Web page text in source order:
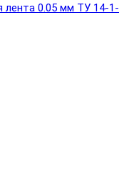
лента 0.05 мм ТУ 14-1-